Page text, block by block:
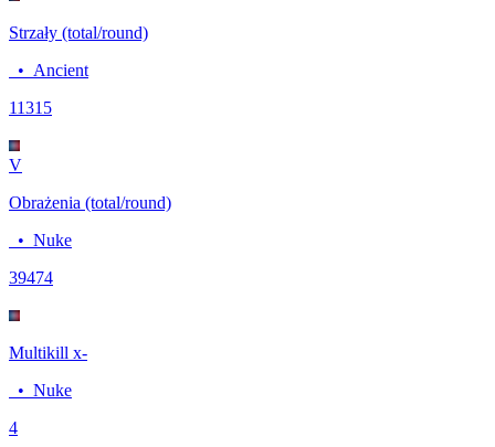
Strzały (total/round)
• Ancient
11315
V
Obrażenia (total/round)
• Nuke
39474
Multikill x-
• Nuke
4